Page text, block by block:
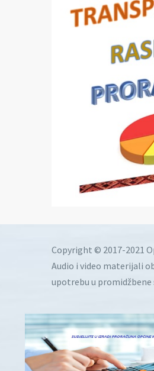
Copyright © 2017-2021
Audio i video materijali
upotrebu u promidžbene